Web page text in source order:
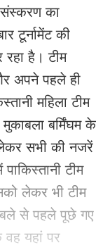
संस्करण का
टूर्नामेंट की
है। टीम
अपने पहले ही
महिला टीम
बर्मिंघम के
सभी की नजरें
टीम
लेकर भी टीम
से पहले पूछे गए
यहां पर